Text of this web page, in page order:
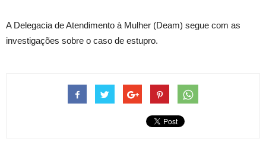
A Delegacia de Atendimento à Mulher (Deam) segue com as
investigações sobre o caso de estupro.